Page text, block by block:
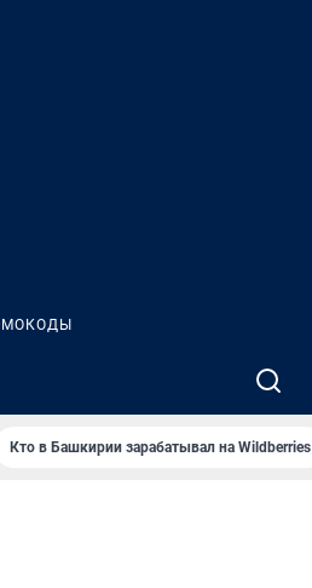
Кто в Башкирии зарабатывал на Wildberries